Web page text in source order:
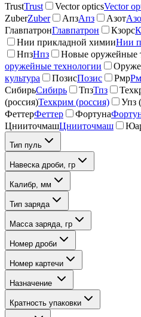
TrustTrust Vector opticsVector
ZuberZuber АпзАпз Азот
ГлавпатронГлавпатрон Кзорс
Нии прикладной химииНии
НпзНпз Новые оружейные
оружейные технологии
культура
ПозисПозис Рмр
СибирьСибирь ТпзТпз
(россия)Техкрим (россия) Упз
ФеттерФеттер Фортуна
ЦнииточмашЦнииточмаш
Тип пуль
Навеска дроби, гр
Калибр, мм
Тип заряда
Масса заряда, гр
Номер дроби
Номер картечи
Назначение
Кратность упаковки